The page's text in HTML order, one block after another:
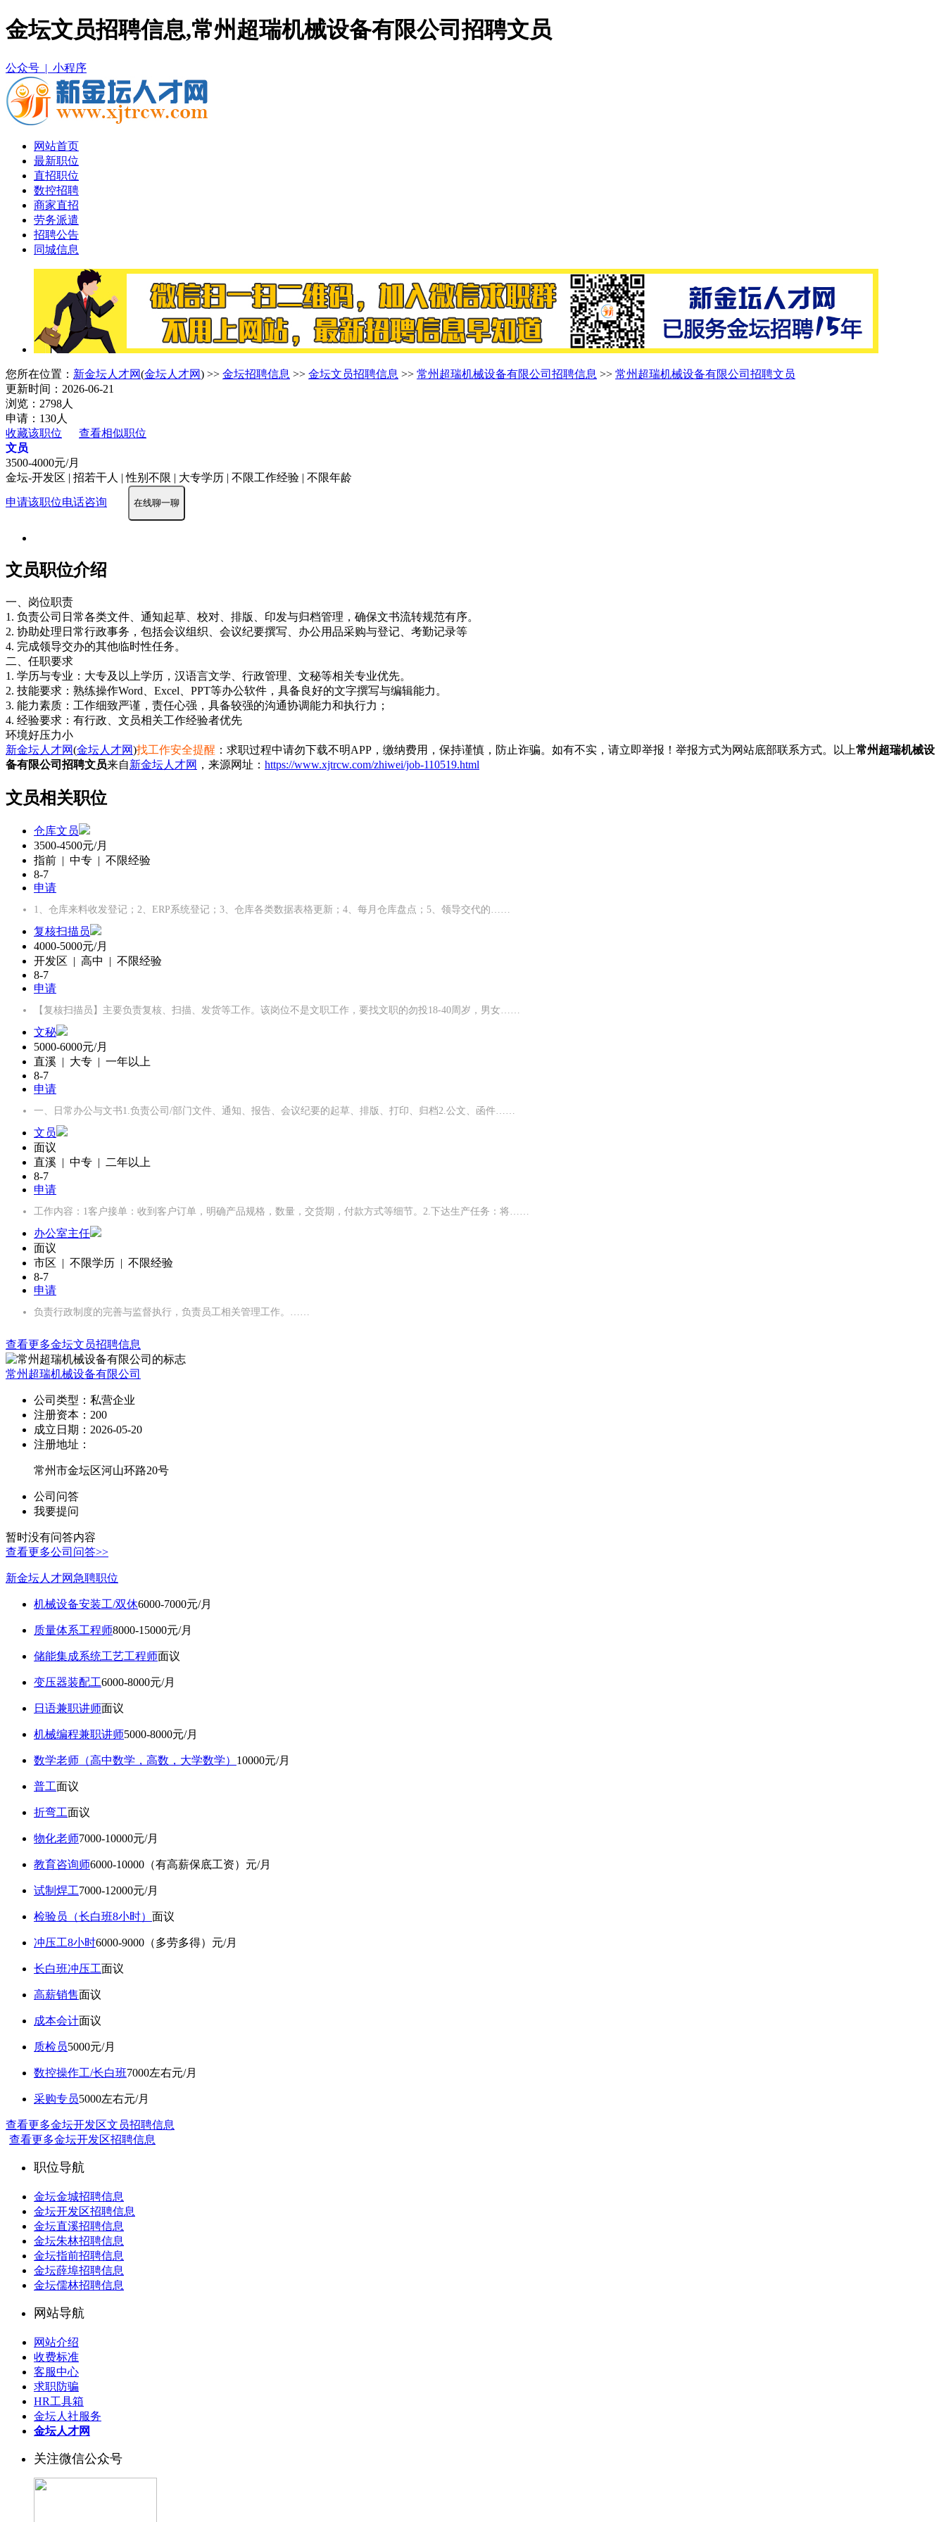
金坛文员招聘信息,常州超瑞机械设备有限公司招聘文员
公众号 | 小程序
网站首页
最新职位
直招职位
数控招聘
商家直招
劳务派遣
招聘公告
同城信息
您所在位置： 新金坛人才网(金坛人才网) >> 金坛招聘信息 >> 金坛文员招聘信息 >> 常州超瑞机械设备有限公司招聘信息 >> 常州超瑞机械设备有限公司招聘文员
更新时间：2026-06-21
浏览：2798人
申请：130人
收藏该职位
查看相似职位
文员
3500-4000元/月
金坛-开发区 | 招若干人 | 性别不限 | 大专学历 | 不限工作经验 | 不限年龄
申请该职位电话咨询 在线聊一聊
文员职位介绍
一、岗位职责
1. 负责公司日常各类文件、通知起草、校对、排版、印发与归档管理，确保文书流转规范有序。
2. 协助处理日常行政事务，包括会议组织、会议纪要撰写、办公用品采购与登记、考勤记录等
4. 完成领导交办的其他临时性任务。
二、任职要求
1. 学历与专业：大专及以上学历，汉语言文学、行政管理、文秘等相关专业优先。
2. 技能要求：熟练操作Word、Excel、PPT等办公软件，具备良好的文字撰写与编辑能力。
3. 能力素质：工作细致严谨，责任心强，具备较强的沟通协调能力和执行力；
4. 经验要求：有行政、文员相关工作经验者优先
环境好压力小
新金坛人才网(金坛人才网)找工作安全提醒 ：求职过程中请勿下载不明APP，缴纳费用，保持谨慎，防止诈骗。如有不实，请立即举报！举报方式为网站底部联系方式。以上常州超瑞机械设
备有限公司招聘文员来自新金坛人才网 ，来源网址： https://www.xjtrcw.com/zhiwei/job-110519.html
文员相关职位
仓库文员
3500-4500元/月
指前 | 中专 | 不限经验
8-7
申请
1、仓库来料收发登记；2、ERP系统登记；3、仓库各类数据表格更新；4、每月仓库盘点；5、领导交代的……
复核扫描员
4000-5000元/月
开发区 | 高中 | 不限经验
8-7
申请
【复核扫描员】主要负责复核、扫描、发货等工作。该岗位不是文职工作，要找文职的勿投18-40周岁，男女……
文秘
5000-6000元/月
直溪 | 大专 | 一年以上
8-7
申请
一、日常办公与文书1.负责公司/部门文件、通知、报告、会议纪要的起草、排版、打印、归档2.公文、函件……
文员
面议
直溪 | 中专 | 二年以上
8-7
申请
工作内容：1客户接单：收到客户订单，明确产品规格，数量，交货期，付款方式等细节。2.下达生产任务：将……
办公室主任
面议
市区 | 不限学历 | 不限经验
8-7
申请
负责行政制度的完善与监督执行，负责员工相关管理工作。……
查看更多金坛文员招聘信息
常州超瑞机械设备有限公司
公司类型： 私营企业
注册资本： 200
成立日期： 2026-05-20
注册地址：
常州市金坛区河山环路20号
公司问答
我要提问
暂时没有问答内容
查看更多公司问答>>
新金坛人才网急聘职位
机械设备安装工/双休6000-7000元/月
质量体系工程师8000-15000元/月
储能集成系统工艺工程师面议
变压器装配工6000-8000元/月
日语兼职讲师面议
机械编程兼职讲师5000-8000元/月
数学老师（高中数学，高数，大学数学） 10000元/月
普工面议
折弯工面议
物化老师7000-10000元/月
教育咨询师6000-10000（有高薪保底工资）元/月
试制焊工7000-12000元/月
检验员（长白班8小时） 面议
冲压工8小时6000-9000（多劳多得）元/月
长白班冲压工面议
高薪销售面议
成本会计面议
质检员5000元/月
数控操作工/长白班7000左右元/月
采购专员5000左右元/月
查看更多金坛开发区文员招聘信息
查看更多金坛开发区招聘信息
职位导航
金坛金城招聘信息
金坛开发区招聘信息
金坛直溪招聘信息
金坛朱林招聘信息
金坛指前招聘信息
金坛薛埠招聘信息
金坛儒林招聘信息
网站导航
网站介绍
收费标准
客服中心
求职防骗
HR工具箱
金坛人社服务
金坛人才网
关注微信公众号